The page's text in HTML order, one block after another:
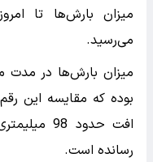
می‌رسید.
بوده که مقایسه این
رسانده است.